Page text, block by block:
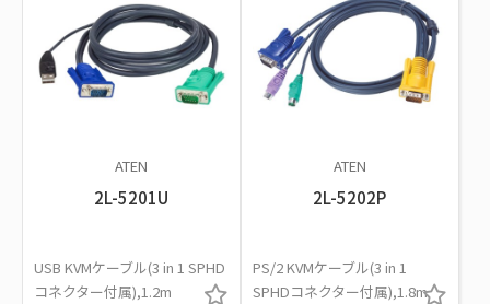
ATEN
2L-5201U
USB KVMケーブル(3 in 1 SPHD
コネクター付属),1.2m
ATEN
2L-5202P
PS/2 KVMケーブル(3 in 1
SPHDコネクター付属),1.8m